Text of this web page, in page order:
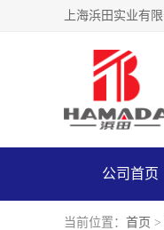
公司首页
当前位置： 首页 >